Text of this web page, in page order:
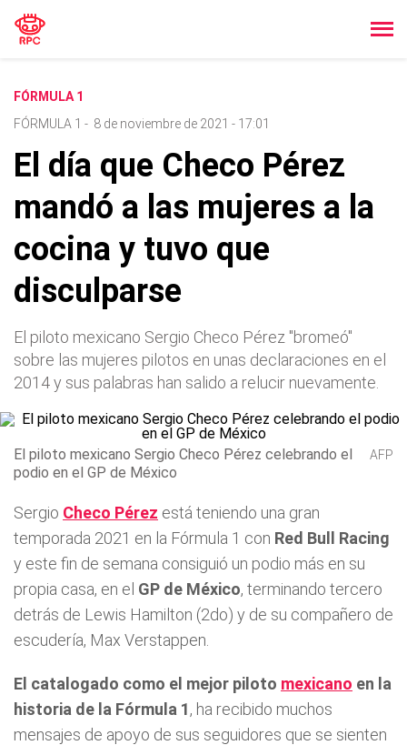
FÓRMULA 1
FÓRMULA 1 - 8 de noviembre de 2021 - 17:01
El día que Checo Pérez
mandó a las mujeres a la
cocina y tuvo que
disculparse
El piloto mexicano Sergio Checo Pérez "bromeó"
sobre las mujeres pilotos en unas declaraciones en el
2014 y sus palabras han salido a relucir nuevamente.
El piloto mexicano Sergio Checo Pérez celebrando el
podio en el GP de México
AFP
Sergio Checo Pérez está teniendo una gran
temporada 2021 en la Fórmula 1 con Red Bull Racing
y este fin de semana consiguió un podio más en su
propia casa, en el GP de México, terminando tercero
detrás de Lewis Hamilton (2do) y de su compañero de
escudería, Max Verstappen.
El catalogado como el mejor piloto mexicano en la
historia de la Fórmula 1, ha recibido muchos
mensajes de apoyo de sus seguidores que se sienten